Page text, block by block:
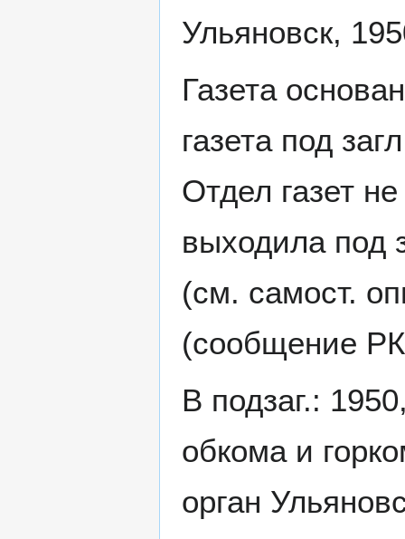
Ульяновск,
Газета
газета под
Отдел газет
выходила под
(см. самост.
(сообщение
В подзаг.:
обкома и
орган